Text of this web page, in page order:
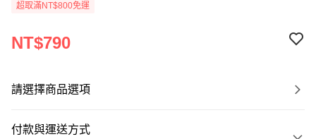
超取滿NT$800免運
NT$790
請選擇商品選項
付款與運送方式